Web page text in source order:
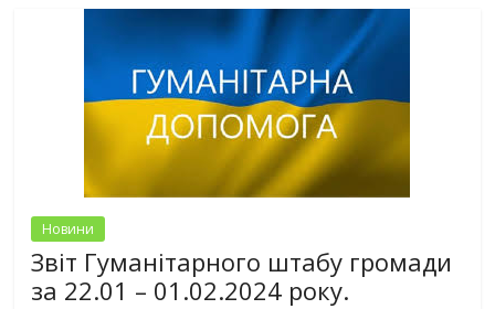
Новини
Звіт Гуманітарного штабу громади
за 22.01 – 01.02.2024 року.